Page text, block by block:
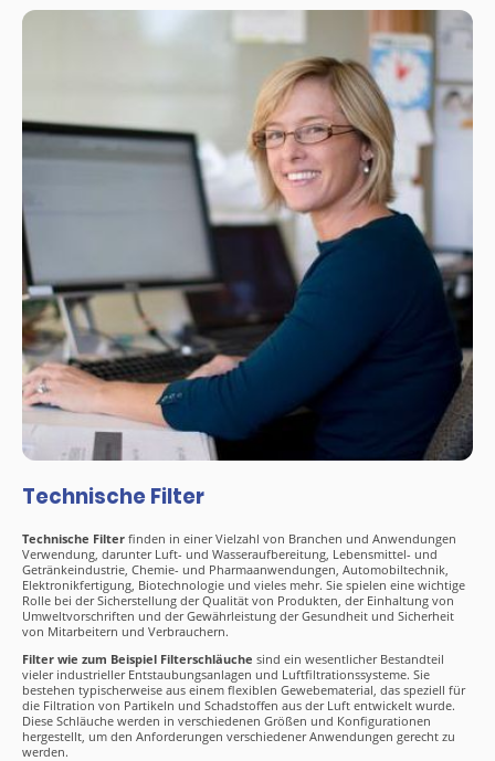
Technische Filter
Technische Filter finden in einer Vielzahl von Branchen und Anwendungen
Verwendung, darunter Luft- und Wasseraufbereitung, Lebensmittel- und
Getränkeindustrie, Chemie- und Pharmaanwendungen, Automobiltechnik,
Elektronikfertigung, Biotechnologie und vieles mehr. Sie spielen eine wichtige
Rolle bei der Sicherstellung der Qualität von Produkten, der Einhaltung von
Umweltvorschriften und der Gewährleistung der Gesundheit und Sicherheit
von Mitarbeitern und Verbrauchern.
Filter wie zum Beispiel Filterschläuche sind ein wesentlicher Bestandteil
vieler industrieller Entstaubungsanlagen und Luftfiltrationssysteme. Sie
bestehen typischerweise aus einem flexiblen Gewebematerial, das speziell für
die Filtration von Partikeln und Schadstoffen aus der Luft entwickelt wurde.
Diese Schläuche werden in verschiedenen Größen und Konfigurationen
hergestellt, um den Anforderungen verschiedener Anwendungen gerecht zu
werden.